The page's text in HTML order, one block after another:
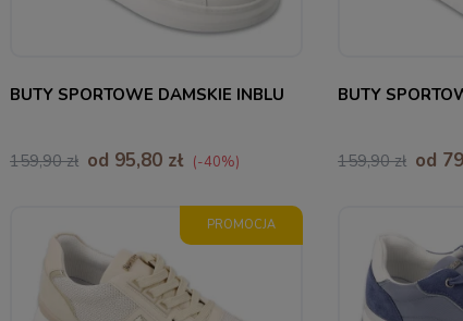
BUTY SPORTOWE DAMSKIE INBLU
159,90 zł od 95,80 zł (-40%)
BUTY
159,90 zł od
PROMOCJA